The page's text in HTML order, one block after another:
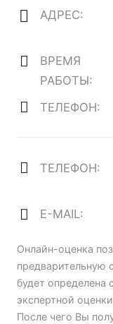
АДРЕС:
ВРЕМЯ
РАБОТЫ:
ТЕЛЕФОН:
ТЕЛЕФОН:
E-MAIL:
Онлайн-оценка
предварительную
будет определена
экспертной
После чего Вы